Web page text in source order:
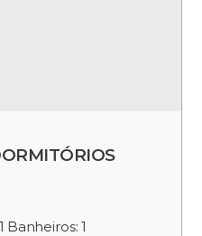
Banheiros: 1